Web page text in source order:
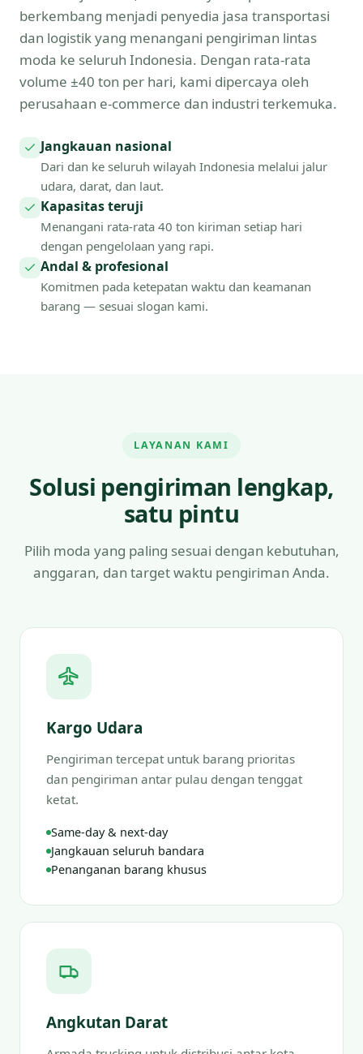
berkembang menjadi penyedia jasa transportasi
dan logistik yang menangani pengiriman lintas
moda ke seluruh Indonesia. Dengan rata-rata
volume ±40 ton per hari, kami dipercaya oleh
perusahaan e-commerce dan industri terkemuka.
Jangkauan nasional
Dari dan ke seluruh wilayah Indonesia melalui jalur
udara, darat, dan laut.
Kapasitas teruji
Menangani rata-rata 40 ton kiriman setiap hari
dengan pengelolaan yang rapi.
Andal & profesional
Komitmen pada ketepatan waktu dan keamanan
barang — sesuai slogan kami.
LAYANAN KAMI
Solusi pengiriman lengkap,
satu pintu
Pilih moda yang paling sesuai dengan kebutuhan,
anggaran, dan target waktu pengiriman Anda.
Kargo Udara
Pengiriman tercepat untuk barang prioritas
dan pengiriman antar pulau dengan tenggat
ketat.
Same-day & next-day
Jangkauan seluruh bandara
Penanganan barang khusus
Angkutan Darat